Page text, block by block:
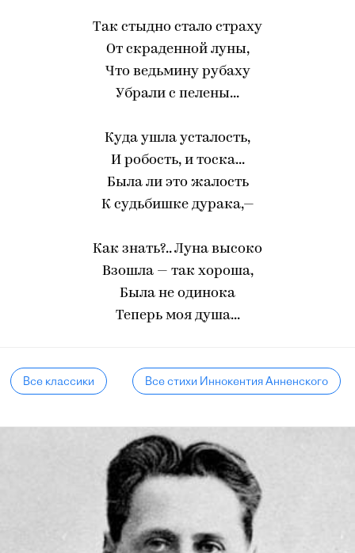
Так стыдно стало страху
От скраденной луны,
Что ведьмину рубаху
Убрали с пелены...
Куда ушла усталость,
И робость, и тоска...
Была ли это жалость
К судьбишке дурака,—
Как знать?.. Луна высоко
Взошла — так хороша,
Была не одинока
Теперь моя душа...
Все классики Все стихи Иннокентия Анненского